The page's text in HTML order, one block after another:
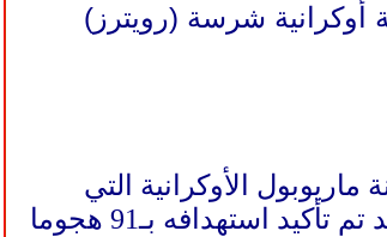
أوكرانية شرسة (رويترز)
الأوكرانية التي
تحاصرها القوات الروسية، وأدانت مجددا الهجمات على النظام الصحي الأوكراني، وقد تم تأكيد استهدافه بـ91 هجوما